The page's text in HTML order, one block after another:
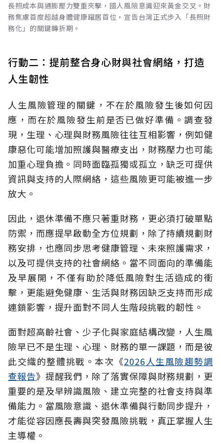
長照成本與通膨壓力雙重夾擊，國人風險意識迎來黃金交叉。財
務焦慮首度超越身體健康躍居首位，宣告台灣正式步入「長照財
務化」的關鍵轉折期。
行動二：提前整合身心財與社會網絡，打造
人生韌性
人生風險管理的關鍵，不在於風險發生後如何因
應，而在於風險發生前是否已做好準備。調查發
現，生理、心理與財務風險往往互相影響，例如健
康惡化可能增加照護與醫療支出，財務壓力也可能
加重心理負擔。同時面臨孤獨或孤立，缺乏可提供
資訊與支持的人際網絡，這些風險更可能被進一步
放大。
因此，退休準備不應只著重財務，更必須打破單點
防禦，而應提早啟動全方位規劃，除了持續規劃財
務安排，也應同步思考健康管理、未來照護需求，
以及可提供支持的社會網絡。當不同面向的準備能
及早展開，不僅有助於降低風險對生活造成的衝
擊，更能避免健康、生活與財務因缺乏支持而形成
連鎖影響，提升面對不同人生階段挑戰的韌性。
面對超高齡社會、少子化與家庭結構改變，人生風
險早已不是生理、心理、財務的單一課題，而是彼
此交織的整體挑戰。本次《2026人生風險趨勢調
查報告》提醒我們，除了落實保障與財務規劃，更
重要的是及早辨識風險、建立完整的社會支持與準
備能力。當風險意識、退休準備與行動同步提升，
才能從容因應長壽與突發風險挑戰，真正掌握人生
主導權。